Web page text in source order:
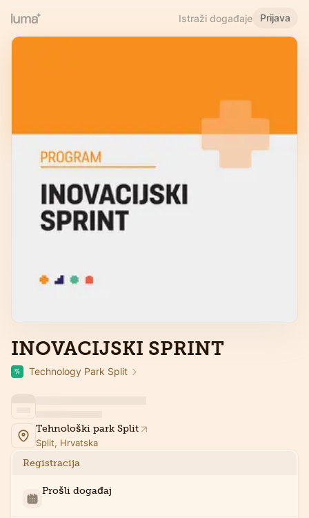
Istraži događaje Prijava
INOVACIJSKI SPRINT
Technology Park Split
Tehnološki park Split
Split, Hrvatska
Registracija
Prošli događaj